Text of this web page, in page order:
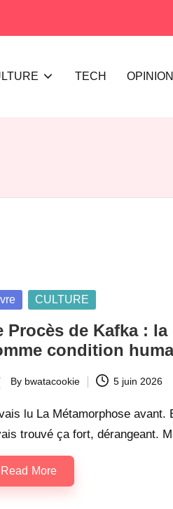
TECH OPINION
CULTURE
Procès de Kafka :
condition
By bwatacookie 5 juin 2026
lu La Métamorphose avant.
trouvé ça fort, dérangeant.
Read More